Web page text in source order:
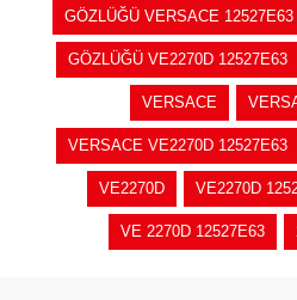
GÖZLÜĞÜ VERSACE 12527E63
GÖZLÜĞÜ VE2270D 12527E63
VERSACE
VERSACE VE2270D 12527E63
VE2270D VE2270D
VE 2270D 12527E63